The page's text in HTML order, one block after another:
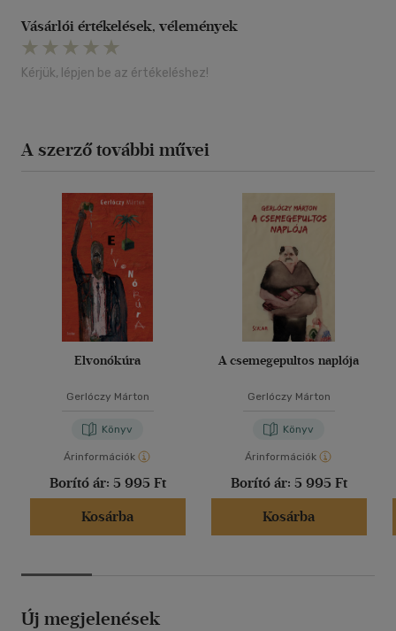
Vásárlói értékelések, vélemények
Kérjük, lépjen be az értékeléshez!
A szerző további művei
Elvonókúra
Gerlóczy Márton
Könyv
Árinformációk
Borító ár: 5 995 Ft
Kosárba
A csemegepultos naplója
Gerlóczy Márton
Könyv
Árinformációk
Borító ár: 5 995 Ft
Kosárba
Új megjelenések